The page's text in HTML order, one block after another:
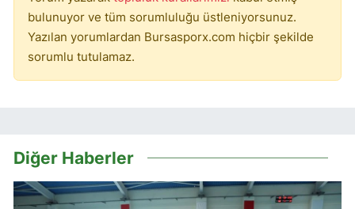
bulunuyor ve tüm sorumluluğu üstleniyorsunuz.
Yazılan yorumlardan Bursasporx.com hiçbir şekilde
sorumlu tutulamaz.
Diğer Haberler